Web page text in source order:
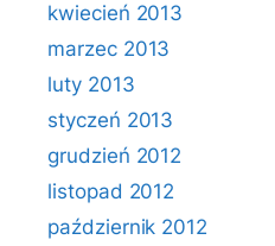
kwiecień 2013
marzec 2013
luty 2013
styczeń 2013
grudzień 2012
listopad 2012
październik 2012